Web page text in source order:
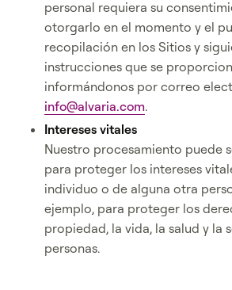
personal requiera su
otorgarlo en el momento y el
recopilación en los Sitios y
instrucciones que se
informándonos por correo
info@alvaria.com.
Intereses vitales
Nuestro procesamiento puede
para proteger los intereses
individuo o de alguna otra
ejemplo, para proteger los
propiedad, la vida, la salud y la
personas.